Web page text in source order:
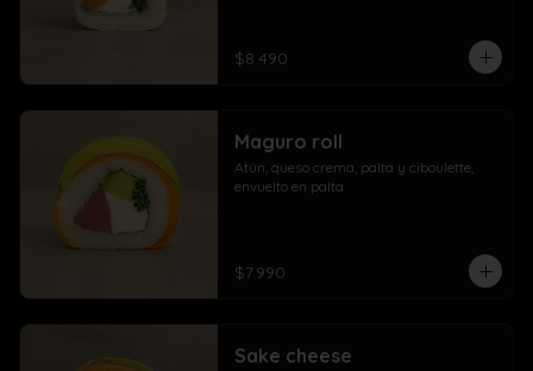
$8.490
Maguro roll
Atún, queso crema, palta y ciboulette,
envuelto en palta
$7.990
Sake cheese